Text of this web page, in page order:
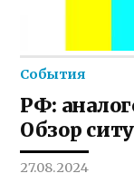
События
РФ:
Обзор
27.08.2024